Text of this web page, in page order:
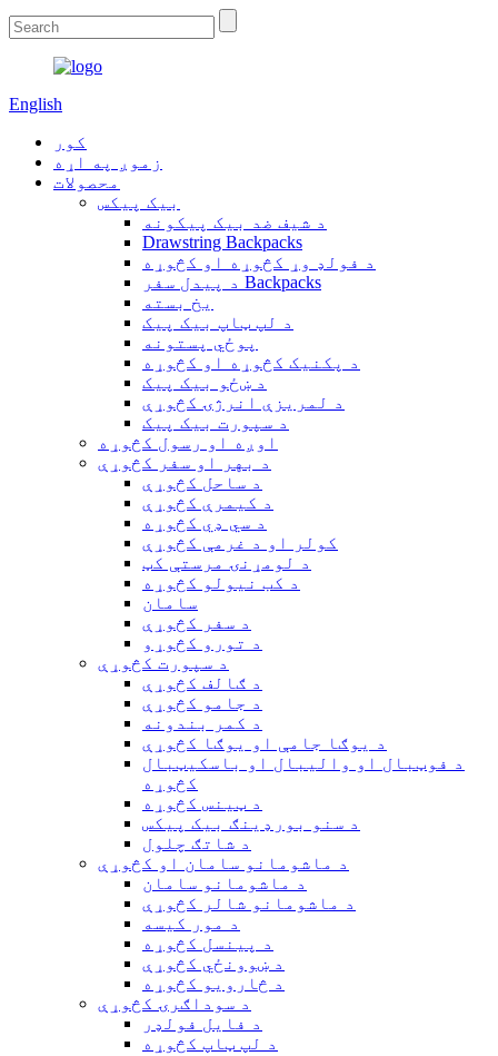
English
کور
زموږ په اړه
محصولات
بیک پیکس
د شیف ضد بیک پیکونه
Drawstring Backpacks
د فولډ وړ کڅوړه او کڅوړه
د پیدل سفر Backpacks
یخ بسته
د لپ ټاپ بیک پیک
پوځي پستونه
د پکنیک کڅوړه او کڅوړه
د ښځو بیک پیک
د لمریزې انرژۍ کڅوړې
د سپورت بیک پیک
اوږه او رسول کڅوړه
د بهر او سفر کڅوړې
د ساحل کڅوړې
د کیمرې کڅوړې
د سي ډي کڅوړه
کولر او د غرمې کڅوړې
د لومړنۍ مرستې کټ
د کب نیولو کڅوړه
سامان
د سفر کڅوړې
د تورو کڅوړو
د سپورت کڅوړې
د ګالف کڅوړې
د جامو کڅوړې
د کمر بندونه
د یوګا جامې او یوګا کڅوړې
د فوټبال او والیبال او باسکیټبال
کڅوړه
د ټینس کڅوړه
د سنو بورډینګ بیک پیکس
د شاتګ چلول
د ماشومانو سامان او کڅوړې
د ماشومانو سامان
د ماشومانو شالر کڅوړې
د مور کیسه
د پینسل کڅوړه
د ښوونځي کڅوړې
د څارویو کڅوړه
د سوداګرۍ کڅوړې
د فایل فولډر
د لپ ټاپ کڅوړه